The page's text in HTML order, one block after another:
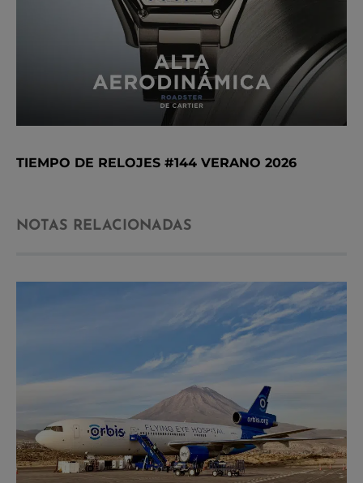
TIEMPO DE RELOJES #144 VERANO 2026
NOTAS RELACIONADAS